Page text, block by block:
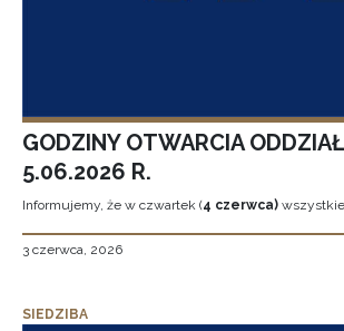
GODZINY OTWARCIA
5.06.2026 R.
Informujemy, że w czwartek (4 czerwca)
3 czerwca, 2026
SIEDZIBA